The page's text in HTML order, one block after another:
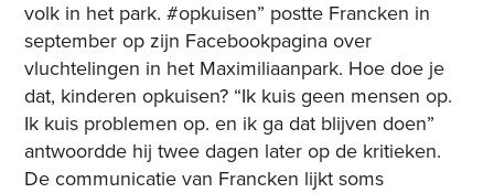
volk in het park. #opkuisen” postte Francken in
september op zijn Facebookpagina over
vluchtelingen in het Maximiliaanpark. Hoe doe je
dat, kinderen opkuisen? “Ik kuis geen mensen op.
Ik kuis problemen op. en ik ga dat blijven doen”
antwoordde hij twee dagen later op de kritieken.
De communicatie van Francken lijkt soms